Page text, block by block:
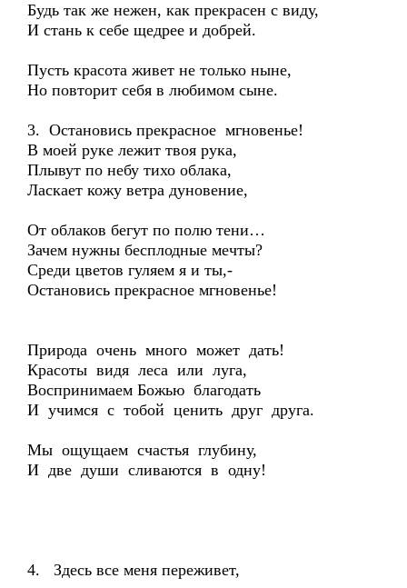
Будь так же нежен, как прекрасен с виду,
И стань к себе щедрее и добрей.
Пусть красота живет не только ныне,
Но повторит себя в любимом сыне.
3. Остановись прекрасное мгновенье!
В моей руке лежит твоя рука,
Плывут по небу тихо облака,
Ласкает кожу ветра дуновение,
От облаков бегут по полю тени…
Зачем нужны бесплодные мечты?
Среди цветов гуляем я и ты,-
Остановись прекрасное мгновенье!
Природа очень много может дать!
Красоты видя леса или луга,
Воспринимаем Божью благодать
И учимся с тобой ценить друг друга.
Мы ощущаем счастья глубину,
И две души сливаются в одну!
4. Здесь все меня переживет,